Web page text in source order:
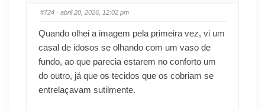
#724 · abril 20, 2026, 12:02 pm
Quando olhei a imagem pela primeira vez, vi um
casal de idosos se olhando com um vaso de
fundo, ao que parecia estarem no conforto um
do outro, já que os tecidos que os cobriam se
entrelaçavam sutilmente.